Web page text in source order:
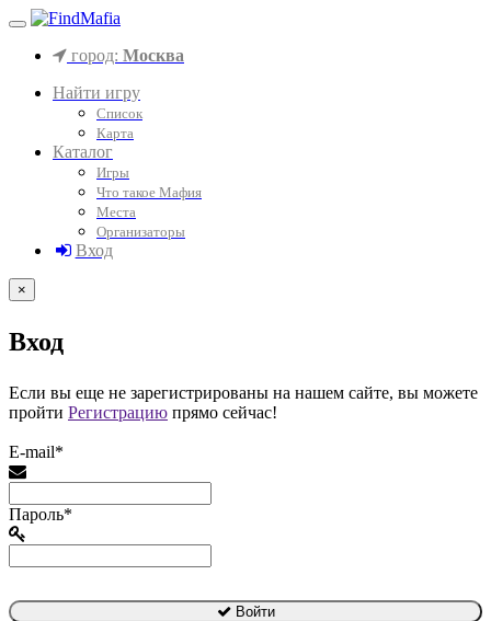
город: Москва
Найти игру
Список
Карта
Каталог
Игры
Что такое Мафия
Места
Организаторы
Вход
×
Вход
Если вы еще не зарегистрированы на нашем сайте, вы можете
пройти Регистрацию прямо сейчас!
E-mail*
Пароль*
Войти